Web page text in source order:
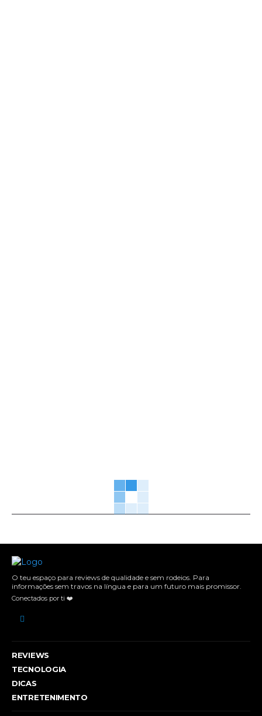
O teu espaço para reviews de qualidade e sem rodeios. Para
informações sem travos na língua e para um futuro mais promissor.
Conectados por ti ❤️
REVIEWS
TECNOLOGIA
DICAS
ENTRETENIMENTO